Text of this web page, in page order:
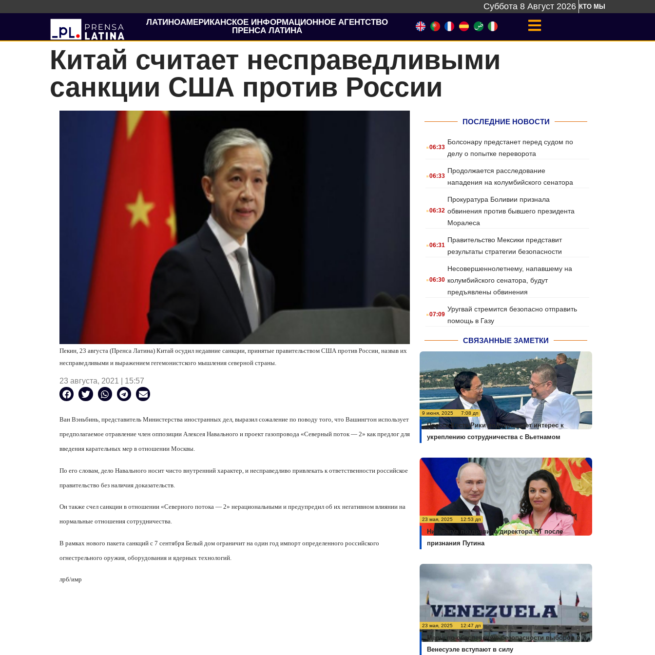
Суббота 8 Август 2026 КТО МЫ
ЛАТИНОАМЕРИКАНСКОЕ ИНФОРМАЦИОННОЕ АГЕНТСТВО
ПРЕНСА ЛАТИНА
Китай считает несправедливыми
санкции США против России
Пекин, 23 августа (Пренса Латина) Китай осудил недавние санкции, принятые правительством США против России, назвав их
несправедливыми и выражением гегемонистского мышления северной страны.
23 августа, 2021 | 15:57
Ван Вэньбинь, представитель Министерства иностранных дел, выразил сожаление по поводу того, что Вашингтон использует
предполагаемое отравление член оппозиции Алексея Навального и проект газопровода «Северный поток — 2» как предлог для
введения карательных мер в отношении Москвы.
По его словам, дело Навального носит чисто внутренний характер, и несправедливо привлекать к ответственности российское
правительство без наличия доказательств.
Он также счел санкции в отношении «Северного потока — 2» нерациональными и предупредил об их негативном влиянии на
нормальные отношения сотрудничества.
В рамках нового пакета санкций с 7 сентября Белый дом ограничит на один год импорт определенного российского
огнестрельного оружия, оборудования и ядерных технологий.
лрб/имр
ПОСЛЕДНИЕ НОВОСТИ
.06:33
Болсонару предстанет перед судом по
делу о попытке переворота
.06:33
Продолжается расследование
нападения на колумбийского сенатора
.06:32
Прокуратура Боливии признала
обвинения против бывшего президента
Моралеса
.06:31
Правительство Мексики представит
результаты стратегии безопасности
.06:30
Несовершеннолетнему, напавшему на
колумбийского сенатора, будут
предъявлены обвинения
.07:09
Уругвай стремится безопасно отправить
помощь в Газу
СВЯЗАННЫЕ ЗАМЕТКИ
9 июня, 2025 7:08 дп
Пресса Коста-Рики подчеркивает интерес к
укреплению сотрудничества с Вьетнамом
23 мая, 2025 12:53 дп
Никарагуа поздравила директора RT после
признания Путина
23 мая, 2025 12:47 дп
Меры по обеспечению безопасности выборов в
Венесуэле вступают в силу